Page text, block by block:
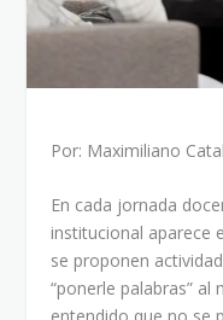
Por: Maximiliano
En cada jornada
institucional aparece
se proponen
“ponerle palabras” al